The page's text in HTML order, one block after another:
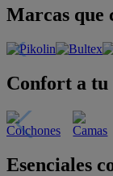
Marcas que
Confort a tu
Esenciales